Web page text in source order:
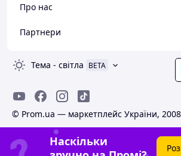
Про нас
Партнери
Тема - світла BETA
© Prom.ua — маркетплейс України,
Наскільки